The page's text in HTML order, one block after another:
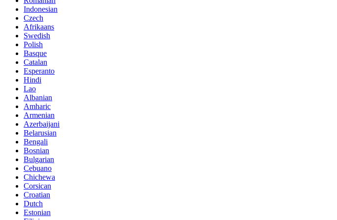
Indonesian
Czech
Afrikaans
Swedish
Polish
Basque
Catalan
Esperanto
Hindi
Lao
Albanian
Amharic
Armenian
Azerbaijani
Belarusian
Bengali
Bosnian
Bulgarian
Cebuano
Chichewa
Corsican
Croatian
Dutch
Estonian